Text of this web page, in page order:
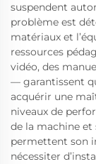
suspendent
problème est
matériaux et
ressources
vidéo, des
— garantissent
acquérir une
niveaux de
de la machine et
permettent son
nécessiter